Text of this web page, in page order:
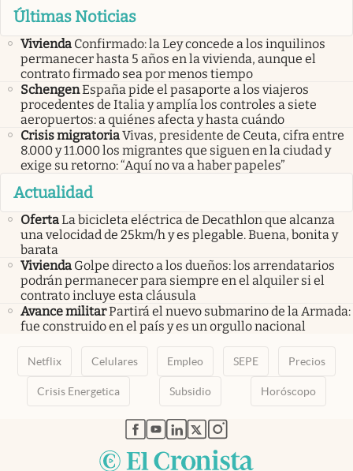
Últimas Noticias
Vivienda Confirmado: la Ley concede a los inquilinos
permanecer hasta 5 años en la vivienda, aunque el
contrato firmado sea por menos tiempo
SchengenEspaña pide el pasaporte a los viajeros
procedentes de Italia y amplía los controles a siete
aeropuertos: a quiénes afecta y hasta cuándo
Crisis migratoriaVivas, presidente de Ceuta, cifra entre
8.000 y 11.000 los migrantes que siguen en la ciudad y
exige su retorno: “Aquí no va a haber papeles”
Actualidad
OfertaLa bicicleta eléctrica de Decathlon que alcanza
una velocidad de 25km/h y es plegable. Buena, bonita y
barata
Vivienda Golpe directo a los dueños: los arrendatarios
podrán permanecer para siempre en el alquiler si el
contrato incluye esta cláusula
Avance militarPartirá el nuevo submarino de la Armada:
fue construido en el país y es un orgullo nacional
Netflix Celulares Empleo SEPE Precios
Crisis Energetica Subsidio Horóscopo
abre en nueva pestaña
abre en nueva pestaña
abre en nueva pestaña
abre en nueva pestaña
abre en nueva pestaña